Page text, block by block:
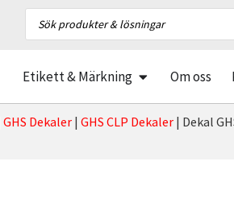
Etikett & Märkning Om oss
GHS Dekaler | GHS CLP Dekaler | Dekal